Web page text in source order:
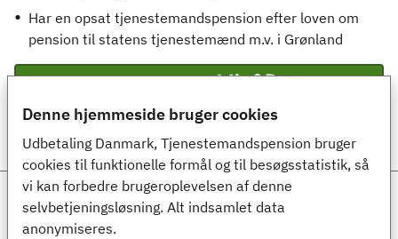
Denne hjemmeside bruger cookies
Udbetaling Danmark, Tjenestemandspension bruger
cookies til funktionelle formål og til besøgsstatistik, så
vi kan forbedre brugeroplevelsen af denne
selvbetjeningsløsning. Alt indsamlet data
anonymiseres.
Har en opsat tjenestemandspension efter loven om
pension til statens tjenestemænd m.v. i Grønland
Log ind med
Ansvarlig myndighed
Udbetaling Danmark, Tjenestemandspension